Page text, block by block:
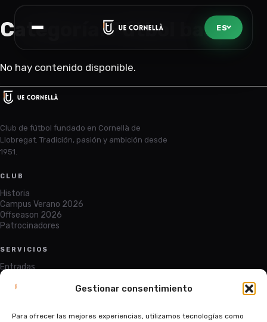
Gestionar consentimiento
Para ofrecer las mejores experiencias, utilizamos tecnologías como
ES
Categoría:Fútbol base
No hay contenido disponible.
Club de fútbol fundado en Cornellà de
Llobregat. Tradición, pasión y ambición desde
1951.
CLUB
Historia
Campus Verano 2026
Offseason 2026
Patrocinadores
SERVICIOS
Entradas
Abono
Equipaciones